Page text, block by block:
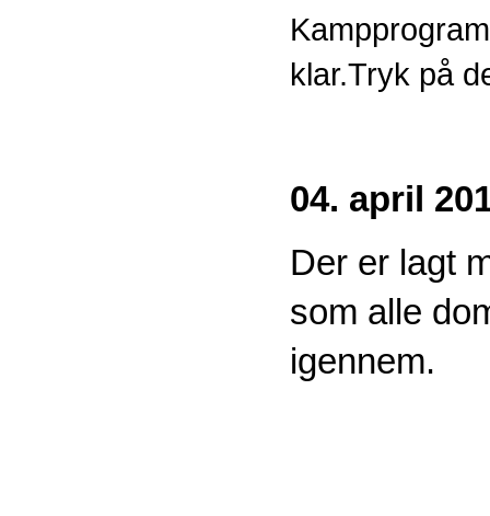
klar.Tryk på
04. april
Der er lagt
som alle
igennem.